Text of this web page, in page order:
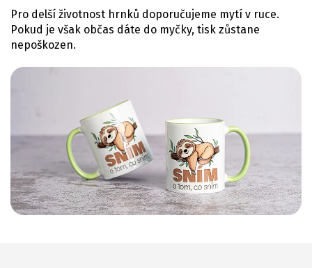
Pro delší životnost hrnků doporučujeme mytí v ruce.
Pokud je však občas dáte do myčky, tisk zůstane
nepoškozen.